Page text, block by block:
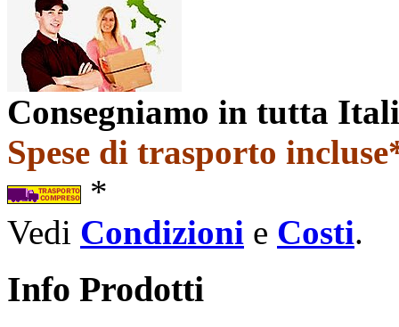
Consegniamo in tutta
Spese di trasporto
*
Vedi Condizioni e Costi.
Info Prodotti